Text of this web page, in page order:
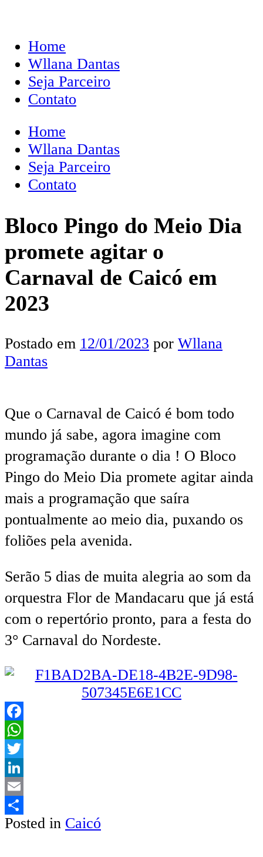
Home
Wllana Dantas
Seja Parceiro
Contato
Home
Wllana Dantas
Seja Parceiro
Contato
Bloco Pingo do Meio Dia
promete agitar o
Carnaval de Caicó em
2023
Postado em 12/01/2023 por Wllana
Dantas
Que o Carnaval de Caicó é bom todo
mundo já sabe, agora imagine com
programação durante o dia ! O Bloco
Pingo do Meio Dia promete agitar ainda
mais a programação que saíra
pontualmente ao meio dia, puxando os
foliões pela avenida.
Serão 5 dias de muita alegria ao som da
orquestra Flor de Mandacaru que já está
com o repertório pronto, para a festa do
3° Carnaval do Nordeste.
Facebook
WhatsApp
Twitter
LinkedIn
Email
Share
Posted in Caicó